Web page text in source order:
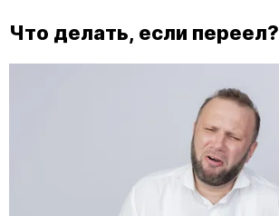
Что делать, если переел?